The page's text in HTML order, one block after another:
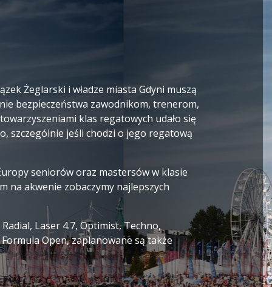
Żeglarski i władze miasta Gdyni muszą
bezpieczeństwa zawodnikom, trenerom,
klas regatowych udało się
szczególnie jeśli chodzi o jego regatową
seniorów oraz mastersów w klasie
na akwenie zobaczymy najlepszych
Laser 4.7, Optimist, Techno,
Formula Open, zaplanowane są także